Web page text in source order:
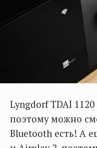
Lyngdorf TDAI
поэтому можно
Bluetooth есть! А